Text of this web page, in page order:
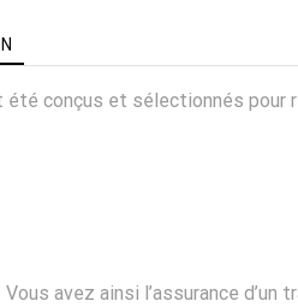
conçus et sélectionnés pour
avez ainsi l’assurance d’un